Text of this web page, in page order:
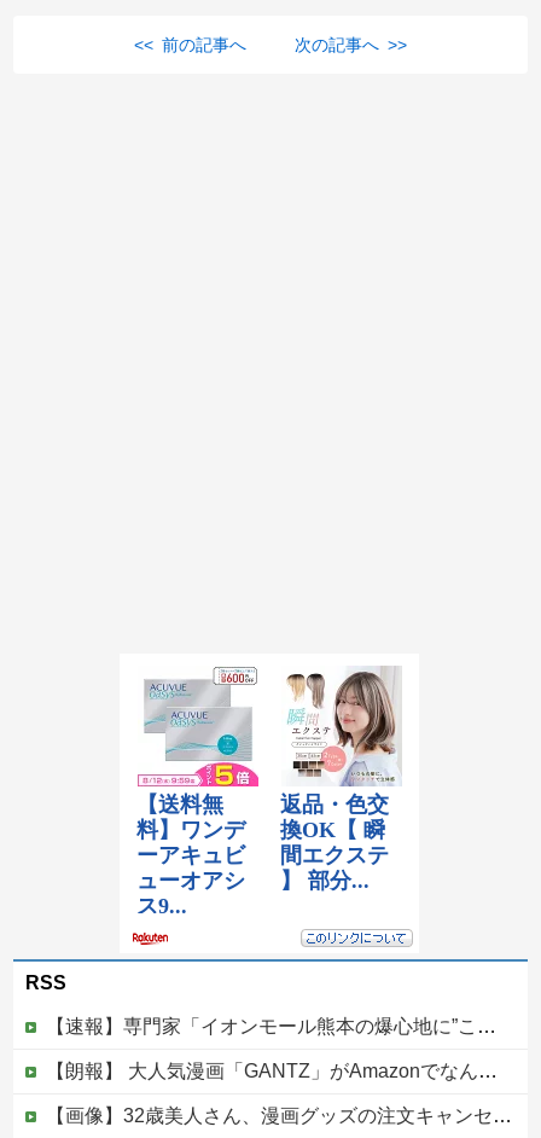
<< 前の記事へ 次の記事へ >>
RSS
【速報】専門家「イオンモール熊本の爆心地に”こんなもの”があったんだけど…」
【朗報】 大人気漫画「GANTZ」がAmazonでなんと全巻100円ｗｗｗｗｗｗ
【画像】32歳美人さん、漫画グッズの注文キャンセルを43億円分繰り返しまくり逮捕